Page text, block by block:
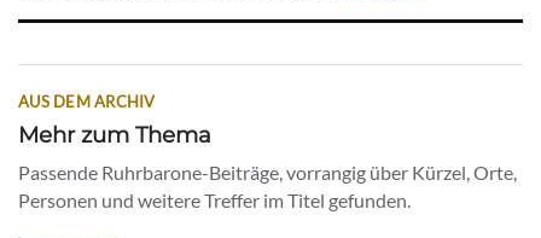
AUS DEM ARCHIV
Mehr zum Thema
Passende Ruhrbarone-Beiträge, vorrangig über Kürzel, Orte,
Personen und weitere Treffer im Titel gefunden.